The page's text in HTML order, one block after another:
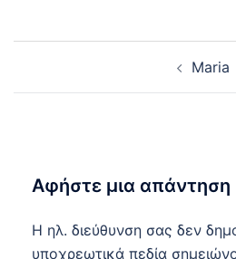
Maria
Αφήστε μια απάντηση
Η ηλ. διεύθυνση σας δεν
υποχρεωτικά πεδία